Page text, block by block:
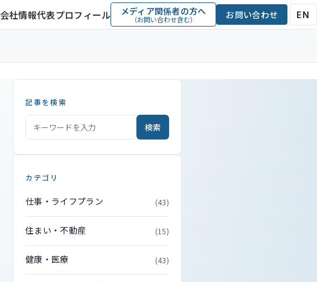
会社情報代表プロフィール メディア関係者の方へ
（お問い合わせ含む） お問い合わせ EN
記事を検索
検索
カテゴリ
仕事・ライフプラン (43)
住まい・不動産 (15)
健康・医療 (43)